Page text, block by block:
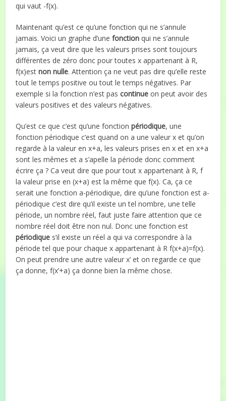
qui vaut -f(x).
Maintenant qu’est ce qu’une fonction qui ne s’annule
jamais. Voici un graphe d’unefonction qui ne s’annule
jamais, ça veut dire que les valeurs prises sont toujours
différentes de zéro donc pour toutes x appartenant à R,
f(x)estnon nulle. Attention ça ne veut pas dire qu’elle reste
tout le temps positive ou tout le temps négatives. Par
exemple si la fonction n’est pascontinue on peut avoir des
valeurs positives et des valeurs négatives.
Qu’est ce que c’est qu’une fonctionpériodique, une
fonction périodique c’est quand on a une valeur x et qu’on
regarde à la valeur en x+a, les valeurs prises en x et en x+a
sont les mêmes et a s’apelle la période donc comment
écrire ça ? Ca veut dire que pour tout x appartenant à R, f
la valeur prise en (x+a) est la même que f(x). Ca, ça ce
serait une fonction a-périodique, dire qu’une fonction est a-
périodique c’est dire qu’il existe un tel nombre, une telle
période, un nombre réel, faut juste faire attention que ce
nombre réel doit être non nul. Donc une fonction est
périodique s’il existe un réel a qui va correspondre à la
période tel que pour chaque x appartenant à R f(x+a)=f(x).
On peut prendre une autre valeur x’ et on regarde ce que
ça donne, f(x’+a) ça donne bien la même chose.